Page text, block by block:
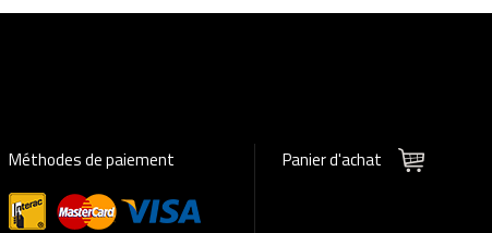
Méthodes de paiement Panier d'achat